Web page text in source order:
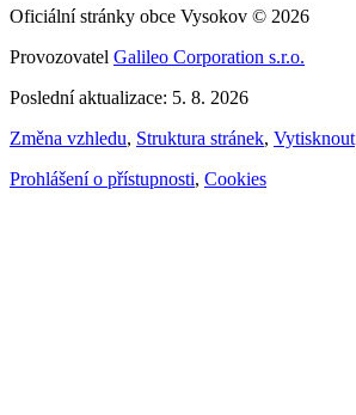
Oficiální stránky obce Vysokov © 2026
Provozovatel Galileo Corporation s.r.o.
Poslední aktualizace: 5. 8. 2026
Změna vzhledu, Struktura stránek, Vytisknout
Prohlášení o přístupnosti, Cookies